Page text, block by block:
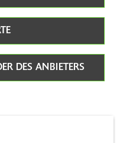
DES ANBIETERS